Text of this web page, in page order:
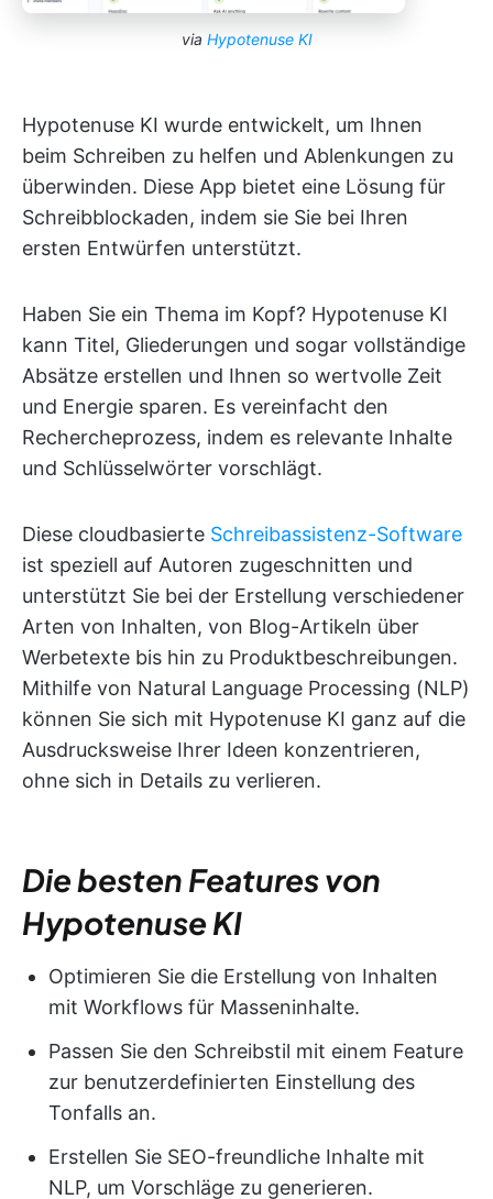
via Hypotenuse KI
Hypotenuse KI wurde entwickelt, um Ihnen
beim Schreiben zu helfen und Ablenkungen zu
überwinden. Diese App bietet eine Lösung für
Schreibblockaden, indem sie Sie bei Ihren
ersten Entwürfen unterstützt.
Haben Sie ein Thema im Kopf? Hypotenuse KI
kann Titel, Gliederungen und sogar vollständige
Absätze erstellen und Ihnen so wertvolle Zeit
und Energie sparen. Es vereinfacht den
Rechercheprozess, indem es relevante Inhalte
und Schlüsselwörter vorschlägt.
Diese cloudbasierte Schreibassistenz-Software
ist speziell auf Autoren zugeschnitten und
unterstützt Sie bei der Erstellung verschiedener
Arten von Inhalten, von Blog-Artikeln über
Werbetexte bis hin zu Produktbeschreibungen.
Mithilfe von Natural Language Processing (NLP)
können Sie sich mit Hypotenuse KI ganz auf die
Ausdrucksweise Ihrer Ideen konzentrieren,
ohne sich in Details zu verlieren.
Die besten Features von
Hypotenuse KI
Optimieren Sie die Erstellung von Inhalten
mit Workflows für Masseninhalte.
Passen Sie den Schreibstil mit einem Feature
zur benutzerdefinierten Einstellung des
Tonfalls an.
Erstellen Sie SEO-freundliche Inhalte mit
NLP, um Vorschläge zu generieren.